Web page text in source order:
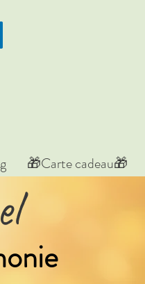
🎁Carte cadeau🎁